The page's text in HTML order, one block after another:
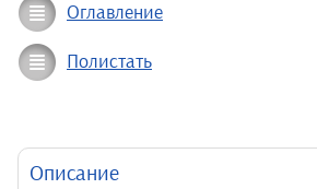
Оглавление
Полистать
Описание